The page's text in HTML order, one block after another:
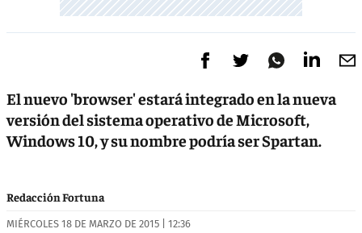
El nuevo 'browser' estará integrado en la nueva
versión del sistema operativo de Microsoft,
Windows 10, y su nombre podría ser Spartan.
Redacción Fortuna
MIÉRCOLES 18 DE MARZO DE 2015 | 12:36